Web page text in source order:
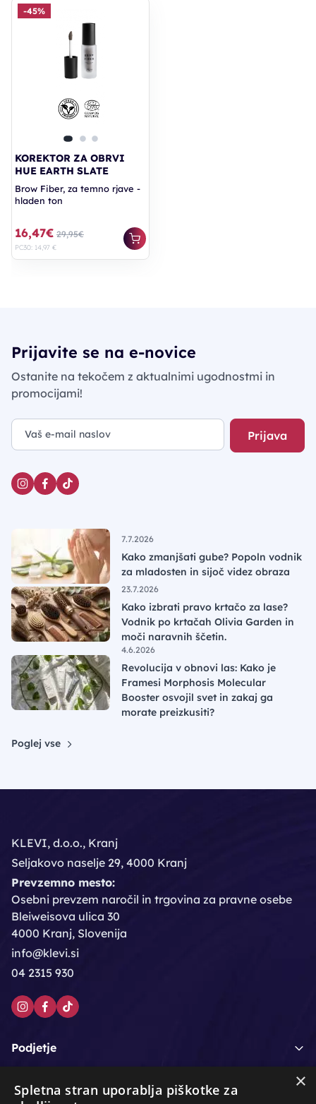
-45%
KOREKTOR ZA OBRVI
HUE EARTH SLATE
Brow Fiber, za temno rjave -
hladen ton
16,47€ 29,95€
PC30: 14,97 €
Prijavite se na e-novice
Ostanite na tekočem z aktualnimi ugodnostmi in
promocijami!
Prijava
7.7.2026
Kako zmanjšati gube? Popoln vodnik
za mladosten in sijoč videz obraza
23.7.2026
Kako izbrati pravo krtačo za lase?
Vodnik po krtačah Olivia Garden in
moči naravnih ščetin.
4.6.2026
Revolucija v obnovi las: Kako je
Framesi Morphosis Molecular
Booster osvojil svet in zakaj ga
morate preizkusiti?
Poglej vse
KLEVI, d.o.o., Kranj
Seljakovo naselje 29, 4000 Kranj
Prevzemno mesto:
Osebni prevzem naročil in trgovina za pravne osebe
Bleiweisova ulica 30
4000 Kranj, Slovenija
info@klevi.si
04 2315 930
Podjetje
Moj račun ×
Spletna stran uporablja piškotke za